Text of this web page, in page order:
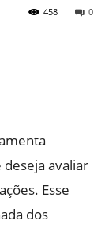
0
458
avaliar
Esse
dos